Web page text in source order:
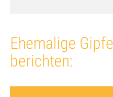
Ehemalige
berichten: